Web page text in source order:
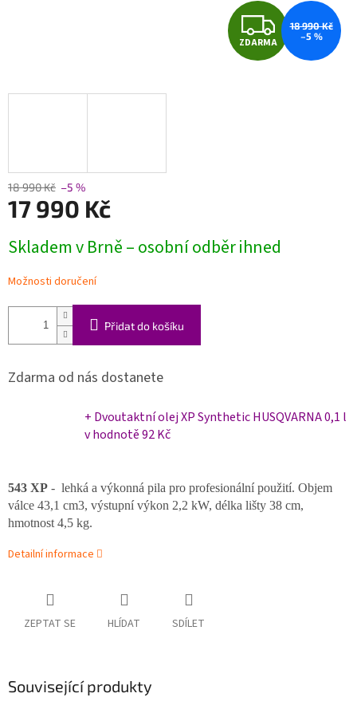
Z
D
ZDARMA
18 990 Kč
–5 %
18 990 Kč –5 %
17 990 Kč
cena:
Skladem v Brně – osobní odběr ihned
Možnosti doručení
Přidat do košíku
Zdarma od nás dostanete
+ Dvoutaktní olej XP Synthetic HUSQVARNA 0,1 l
v hodnotě 92 Kč
543 XP - lehká a výkonná pila pro profesionální použití. Objem
válce 43,1 cm3, výstupní výkon 2,2 kW, délka lišty 38 cm,
hmotnost 4,5 kg.
Detailní informace
ZEPTAT SE HLÍDAT SDÍLET
Související produkty